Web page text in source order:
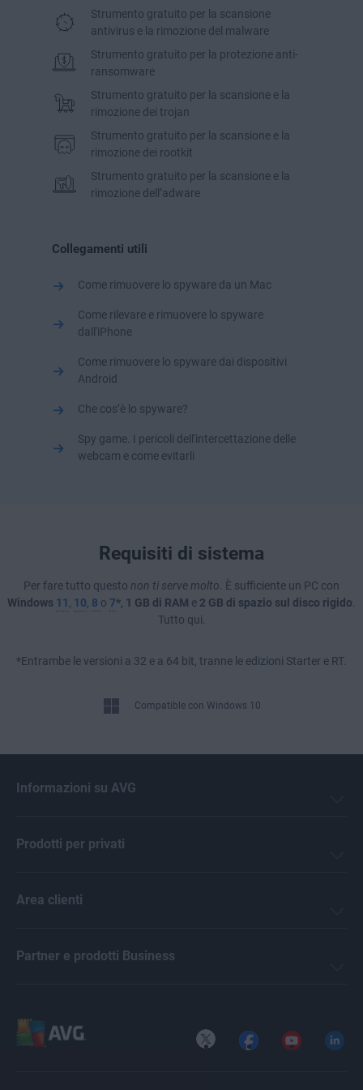
di malware, inclusi virus e spyware. Ecco perché AVG
AntiVirus Free è la scelta giusta per proteggerti dalle
minacce online di qualsiasi tipo.
Strumento gratuito per la scansione
antivirus e la rimozione del malware
Strumento gratuito per la protezione anti-
ransomware
Strumento gratuito per la scansione e la
rimozione dei trojan
Strumento gratuito per la scansione e la
rimozione dei rootkit
Strumento gratuito per la scansione e la
rimozione dell’adware
Collegamenti utili
Come rimuovere lo spyware da un Mac
Come rilevare e rimuovere lo spyware
dall'iPhone
Come rimuovere lo spyware dai dispositivi
Android
Che cos’è lo spyware?
Spy game. I pericoli dell'intercettazione delle
webcam e come evitarli
Requisiti di sistema
Per fare tutto questo non ti serve molto. È sufficiente un PC con
Windows 11 , 10, 8 o 7*, 1 GB di RAM e 2 GB di spazio sul disco rigido.
Tutto qui.
*Entrambe le versioni a 32 e a 64 bit, tranne le edizioni Starter e RT.
Compatible con Windows 10
Informazioni su AVG
Prodotti per privati
Area clienti
Partner e prodotti Business